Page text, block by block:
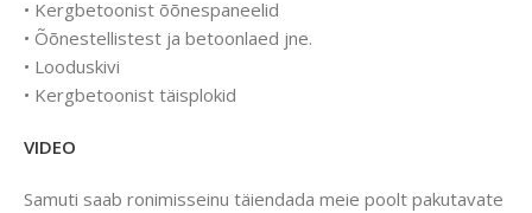
• Kergbetoonist õõnespaneelid
• Õõnestellistest ja betoonlaed jne.
• Looduskivi
• Kergbetoonist täisplokid
VIDEO
Samuti saab ronimisseinu täiendada meie poolt pakutavate